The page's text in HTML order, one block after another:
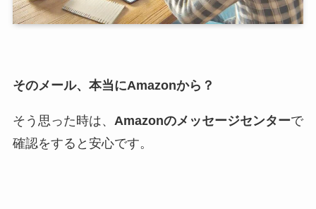
そのメール、本当にAmazonから？
そう思った時は、 Amazonのメッセージセンターで
確認をすると安心です。